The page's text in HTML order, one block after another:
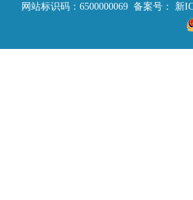
网站标识码：6500000069 备案号： 新